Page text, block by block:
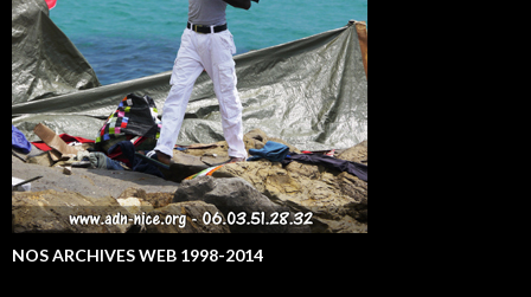
NOS ARCHIVES WEB 1998-2014